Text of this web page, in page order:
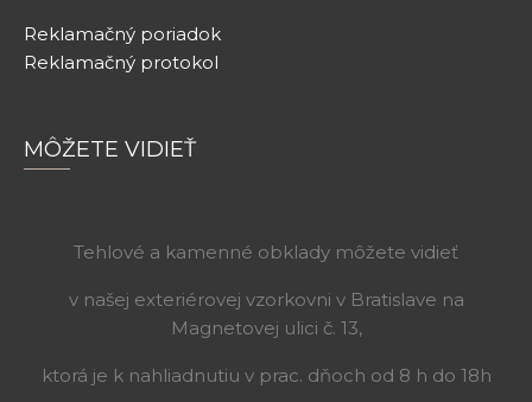
Reklamačný poriadok
Reklamačný protokol
MÔŽETE VIDIEŤ
Tehlové a kamenné obklady môžete vidieť
v našej exteriérovej vzorkovni v Bratislave na
Magnetovej ulici č. 13,
ktorá je k nahliadnutiu v prac. dňoch od 8 h do 18h